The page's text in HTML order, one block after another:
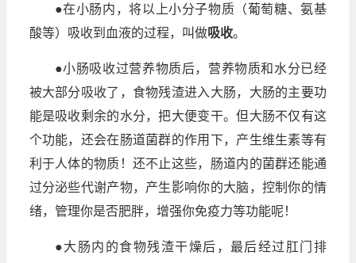
●在小肠内，将以上小分子物质（葡萄糖、氨基
酸等）吸收到血液的过程，叫做吸收。
●小肠吸收过营养物质后，营养物质和水分已经
被大部分吸收了，食物残渣进入大肠，大肠的主要功
能是吸收剩余的水分，把大便变干。但大肠不仅有这
个功能，还会在肠道菌群的作用下，产生维生素等有
利于人体的物质！还不止这些，肠道内的菌群还能通
过分泌些代谢产物，产生影响你的大脑，控制你的情
绪，管理你是否肥胖，增强你免疫力等功能呢！
●大肠内的食物残渣干燥后，最后经过肛门排